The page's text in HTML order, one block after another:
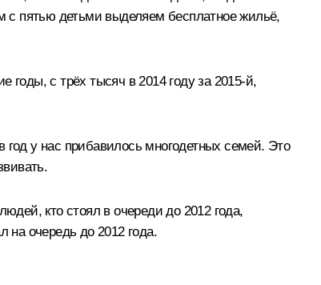
с пятью детьми выделяем бесплатное жильё,
годы, с трёх тысяч в 2014 году за 2015-й,
год у нас прибавилось многодетных семей. Это
кто стоял в очереди до 2012 года,
на очередь до 2012 года.